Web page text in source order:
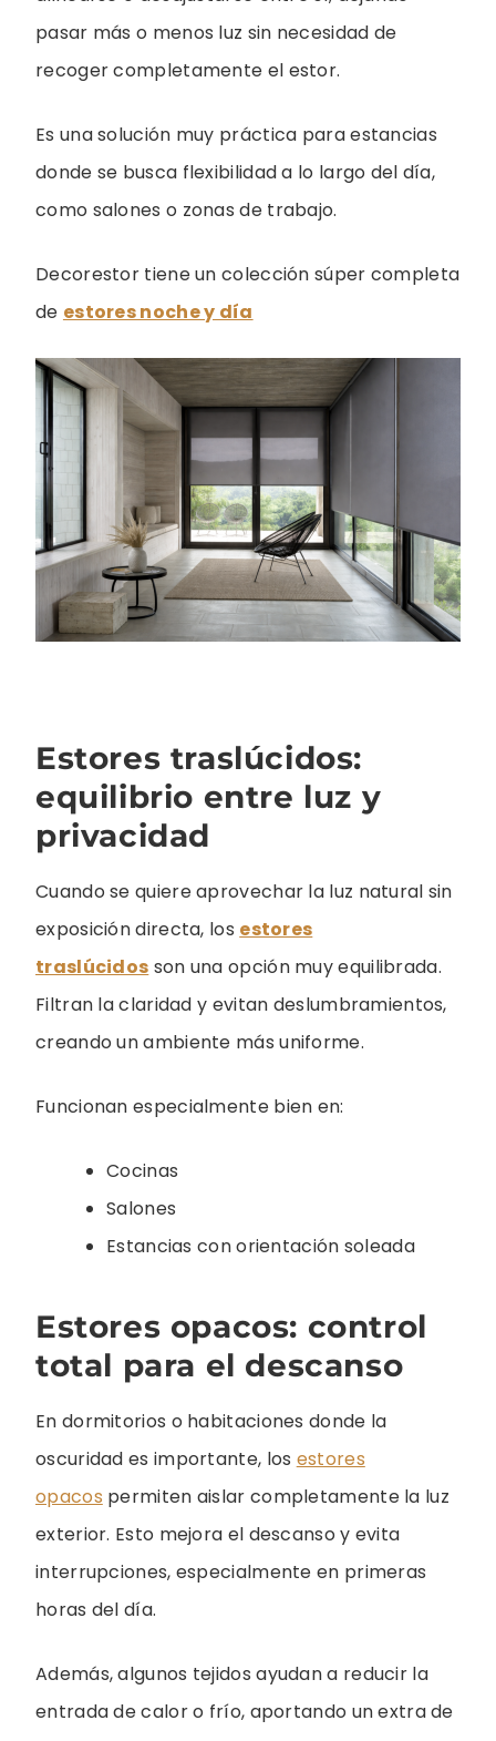
pasar más o menos luz sin necesidad de
recoger completamente el estor.
Es una solución muy práctica para estancias
donde se busca flexibilidad a lo largo del día,
como salones o zonas de trabajo.
Decorestor tiene un colección súper completa
de estores noche y día
Estores traslúcidos:
equilibrio entre luz y
privacidad
Cuando se quiere aprovechar la luz natural sin
exposición directa, los estores
traslúcidos son una opción muy equilibrada.
Filtran la claridad y evitan deslumbramientos,
creando un ambiente más uniforme.
Funcionan especialmente bien en:
Cocinas
Salones
Estancias con orientación soleada
Estores opacos: control
total para el descanso
En dormitorios o habitaciones donde la
oscuridad es importante, los estores
opacos permiten aislar completamente la luz
exterior. Esto mejora el descanso y evita
interrupciones, especialmente en primeras
horas del día.
Además, algunos tejidos ayudan a reducir la
entrada de calor o frío, aportando un extra de